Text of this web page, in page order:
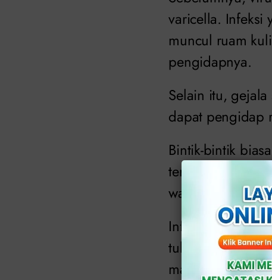
varicella. Infeksi
muncul ruam
pengidapnya.
Selain itu,
dapat pengidap
Bintik-bintik
tertentu, seperti
wajah.
Infeksi herpes
tubuh yang
masa anak-anak.